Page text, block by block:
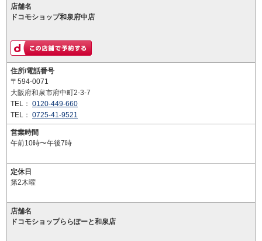
店舗名
ドコモショップ和泉府中店
住所/電話番号
〒594-0071
大阪府和泉市府中町2-3-7
TEL： 0120-449-660
TEL： 0725-41-9521
営業時間
午前10時〜午後7時
定休日
第2木曜
店舗名
ドコモショップららぽーと和泉店